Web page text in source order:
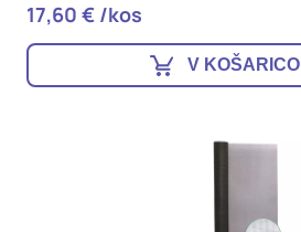
17,60 € /kos
V KOŠARICO